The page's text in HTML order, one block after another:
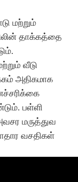
மற்றும்
தாக்கத்தை
வீடு
அதிகமாக
பள்ளி
மருத்துவ
வசதிகள்